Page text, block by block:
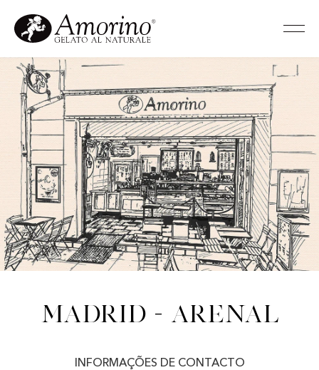
Madrid - Arenal
INFORMAÇÕES DE CONTACTO